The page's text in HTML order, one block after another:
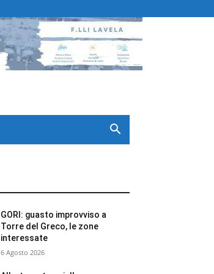
GORI: guasto improvviso a
Torre del Greco, le zone
interessate
6 Agosto 2026